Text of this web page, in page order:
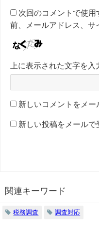
次回のコメントで使用
前、メールアドレス、サ
上に表示された文字を入
新しいコメントをメー
新しい投稿をメールで
関連キーワード
税務調査 調査対応